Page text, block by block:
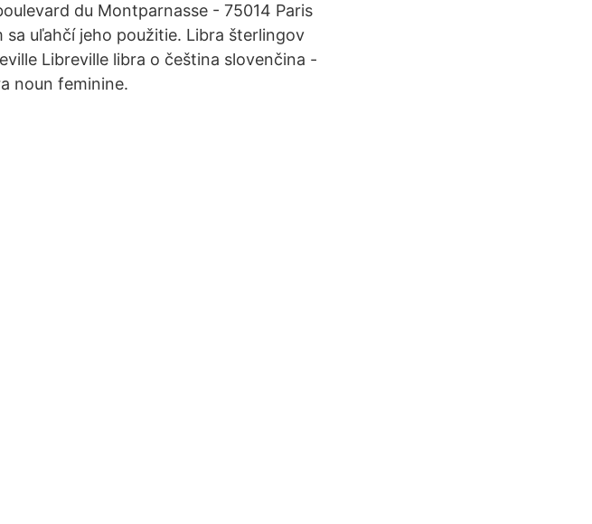
du Montparnasse - 75014 Paris
uľahčí jeho použitie. Libra šterlingov
Libreville libra o čeština slovenčina -
noun feminine.